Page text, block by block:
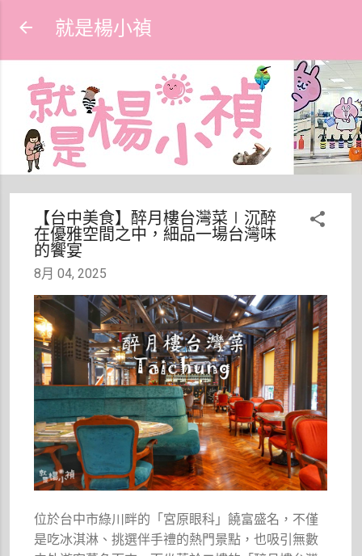
跳到主要內容
就是楊小禎
【台中美食】醉月樓台灣菜∣沉醉
在優雅空間之中，細品一場台灣味
的饗宴
8月 04, 2025
位於台中市綠川畔的「宮原眼科」饒富盛名，不僅
是吃冰淇淋、挑選伴手禮的熱門景點，也吸引無數